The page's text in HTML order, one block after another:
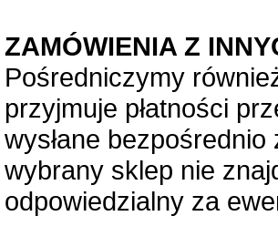
ZAMÓWIENIA Z
Pośredniczymy
przyjmuje płatności
wysłane
wybrany sklep nie
odpowiedzialny za